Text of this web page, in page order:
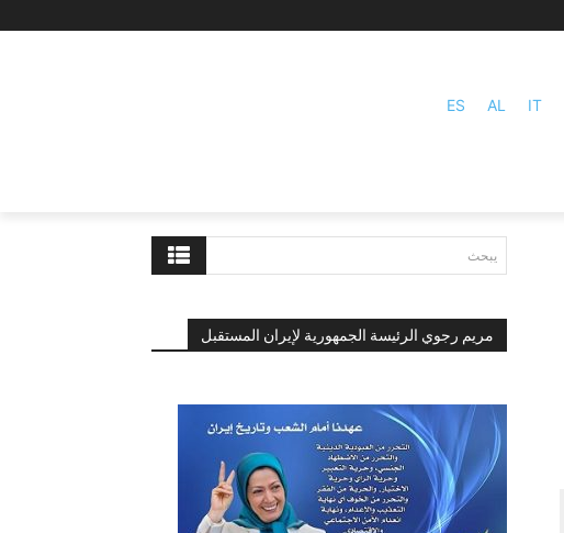
ES AL IT
يبحث
مريم رجوي الرئيسة الجمهورية لإيران المستقبل